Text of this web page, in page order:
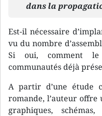
dans la
Est-il nécessaire
vu du nombre
Si oui, comment
communautés déjà
A partir d’une étude
romande, l’auteur offre
graphiques,